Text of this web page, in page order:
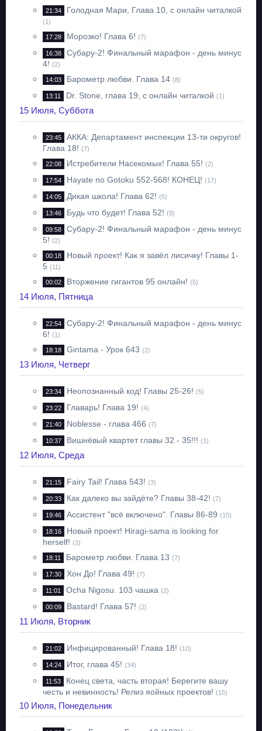
21:34 Голодная Мари, Глава 10, с онлайн читалкой
(1)
17:28 Морозко! Глава 6! (7)
16:38
Субару-2! Финальный марафон - день минус
4! (2)
14:03 Барометр любви. Глава 14 (8)
13:11 Dr. Stone, глава 19, с онлайн читалкой (1)
15 Июля, Суббота
23:45
АККА: Департамент инспекции 13-ти округов!
Глава 18! (7)
22:08 Истребители Насекомых! Глава 55! (2)
17:54 Hayate no Gotoku 552-568! КОНЕЦ! (17)
14:05 Дикая школа! Глава 62! (5)
13:46 Будь что будет! Глава 52! (9)
09:58
Субару-2! Финальный марафон - день минус
5! (2)
00:18
Новый проект! Как я завёл лисичку! Главы 1-
5 (11)
00:02 Вторжение гигантов 95 онлайн! (5)
14 Июля, Пятница
22:54
Субару-2! Финальный марафон - день минус
6! (1)
18:18 Gintama - Урок 643 (2)
13 Июля, Четверг
23:34 Неопознанный код! Главы 25-26! (5)
23:22 Главарь! Глава 19! (4)
21:40 Noblesse - глава 466 (7)
10:37 Вишнёвый квартет главы 32 - 35!!! (1)
12 Июля, Среда
21:15 Fairy Tail! Глава 543! (3)
20:33 Как далеко вы зайдёте? Главы 38-42! (7)
19:46 Ассистент "всё включено". Главы 86-89 (15)
18:16
Новый проект! Hiragi-sama is looking for
herself! (3)
18:11 Барометр любви. Глава 13 (7)
17:30 Хон До! Глава 49! (7)
11:01 Ocha Nigosu. 103 чашка (2)
00:09 Bastard! Глава 57! (2)
11 Июля, Вторник
21:02 Инфицированный! Глава 18! (10)
14:24 Итог, глава 45! (34)
11:53
Конец света, часть вторая! Берегите вашу
честь и невинность! Релиз яойных проектов! (15)
10 Июля, Понедельник